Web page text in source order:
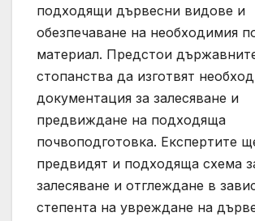
подходящи дървесни видове и
обезпечаване на необходимия
материал. Предстои
стопанства да изготвят
документация за залесяване и
предвиждане на подходяща
почвоподготовка. Експертите
предвидят и подходяща схема
залесяване и отглеждане в
степента на увреждане на